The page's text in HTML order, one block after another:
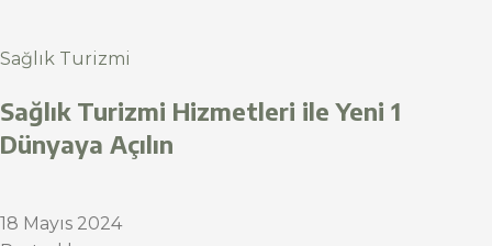
Sağlık Turizmi
Sağlık Turizmi Hizmetleri ile Yeni 1
Dünyaya Açılın
18 Mayıs 2024